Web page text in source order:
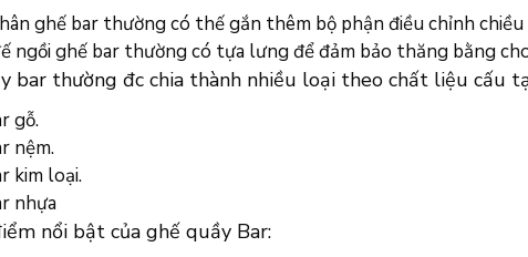
ghế bar thường có thế gắn thêm bộ phận điều chỉnh chiều
ngồi ghế bar thường có tựa lưng để đảm bảo thăng bằng
bar thường đc chia thành nhiều loại theo chất liệu cấu
gỗ.
nệm.
kim loại.
nhựa
nổi bật của ghế quầy Bar: